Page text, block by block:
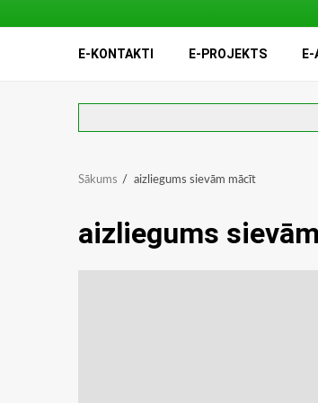
E-KONTAKTI E-PROJEKTS
Sākums aizliegums sievām mācīt
aizliegums